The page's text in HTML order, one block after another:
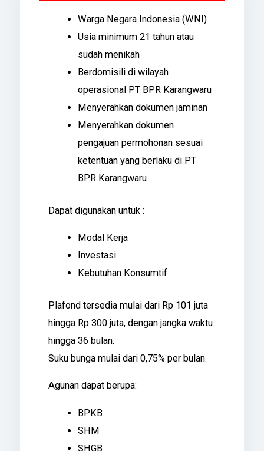
Warga Negara Indonesia (WNI)
Usia minimum 21 tahun atau
sudah menikah
Berdomisili di wilayah
operasional PT BPR Karangwaru
Menyerahkan dokumen jaminan
Menyerahkan dokumen
pengajuan permohonan sesuai
ketentuan yang berlaku di PT
BPR Karangwaru
Dapat digunakan untuk :
Modal Kerja
Investasi
Kebutuhan Konsumtif
Plafond tersedia mulai dari Rp 101 juta
hingga Rp 300 juta, dengan jangka waktu
hingga 36 bulan.
Suku bunga mulai dari 0,75% per bulan.
Agunan dapat berupa:
BPKB
SHM
SHGB